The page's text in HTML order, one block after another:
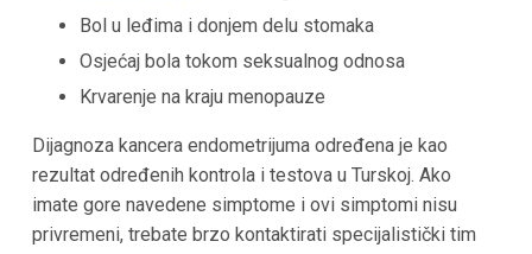
Bol u leđima i donjem delu stomaka
Osjećaj bola tokom seksualnog odnosa
Krvarenje na kraju menopauze
Dijagnoza kancera endometrijuma određena je kao
rezultat određenih kontrola i testova u Turskoj. Ako
imate gore navedene simptome i ovi simptomi nisu
privremeni, trebate brzo kontaktirati specijalistički tim